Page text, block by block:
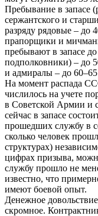
Пребывание в запасе
сержантского и
разряду рядовые – до
прапорщики и
пребывают в запасе
подполковники) – до
и адмиралы – до 60–65
На момент распада
числилось на учете
в Советской Армии и
сейчас в запасе
прошедших службу в
сколько человек
структурах)
цифрах призыва,
службу прошло не
известно, что
имеют боевой опыт.
Денежное
скромное.